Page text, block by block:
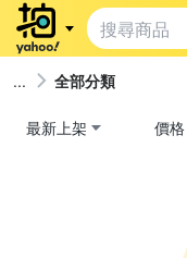
全部分類
最新上架 價格